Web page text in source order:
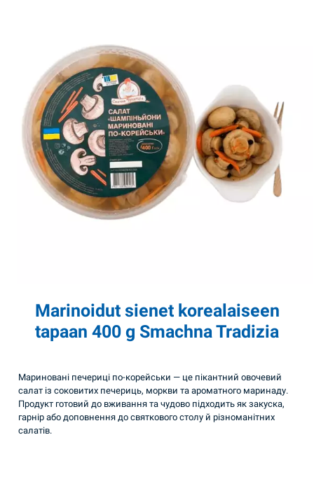
Marinoidut sienet korealaiseen
tapaan 400 g Smachna Tradizia
Мариновані печериці по-корейськи — це пікантний овочевий
салат із соковитих печериць, моркви та ароматного маринаду.
Продукт готовий до вживання та чудово підходить як закуска,
гарнір або доповнення до святкового столу й різноманітних
салатів.